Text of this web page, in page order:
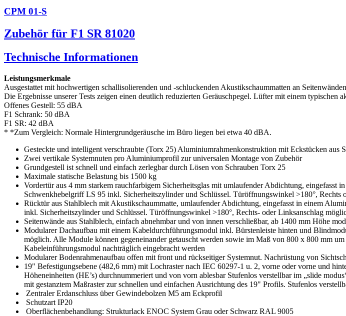
CPM 01-S
Zubehör für F1 SR 81020
Technische Informationen
Leistungsmerkmale
Ausgestattet mit hochwertigen schallisolierenden und -schluckenden Akustikschaummatten an
Die Ergebnisse unserer Tests zeigen einen deutlich reduzierten Geräuschpegel. Lüfter mit einem typischen
Offenes Gestell: 55 dBA
F1 Schrank: 50 dBA
F1 SR: 42 dBA
* *Zum Vergleich: Normale Hintergrundgeräusche im Büro liegen bei etwa 40 dBA.
Gesteckte und intelligent verschraubte (Torx 25) Aluminiumrahmenkonstruktion mit Eckstücken aus
Zwei vertikale Systemnuten pro Aluminiumprofil zur universalen Montage von Zubehör
Grundgestell ist schnell und einfach zerlegbar durch Lösen von Schrauben Torx 25
Maximale statische Belastung bis 1500 kg
Vordertür aus 4 mm starkem rauchfarbigem Sicherheitsglas mit umlaufender Abdichtung,
Schwenkhebelgriff LS 95 inkl. Sicherheitszylinder und Schlüssel. Türöffnungswinkel >180°, Rechts
Rücktür aus Stahlblech mit Akustikschaummatte, umlaufender Abdichtung, eingefasst in einem
inkl. Sicherheitszylinder und Schlüssel. Türöffnungswinkel >180°, Rechts- oder Linksanschlag
Seitenwände aus Stahlblech, einfach abnehmbar und von innen verschließbar, ab 1400 mm Höhe
Modularer Dachaufbau mit einem Kabeldurchführungsmodul inkl. Bürstenleiste hinten und
möglich. Alle Module können gegeneinander getauscht werden sowie im Maß von 800 x 800 mm
Kabeleinführungsmodul nachträglich eingebracht werden
Modularer Bodenrahmenaufbau offen mit front und rückseitiger Systemnut. Nachrüstung von
19" Befestigungsebene (482,6 mm) mit Lochraster nach IEC 60297-1 u. 2, vorne oder vorne und
Höheneinheiten (HE’s) durchnummeriert und von vorn ablesbar Stufenlos verstellbar im „slide
mit gestanztem Maßraster zur schnellen und einfachen Ausrichtung des 19" Profils. Stufenlos
Zentraler Erdanschluss über Gewindebolzen M5 am Eckprofil
Schutzart IP20
Oberflächenbehandlung: Strukturlack ENOC System Grau oder Schwarz RAL 9005